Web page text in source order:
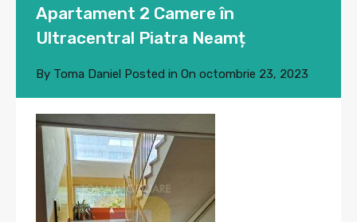
Apartament 2 Camere în
Ultracentral Piatra Neamț
By Toma Daniel Posted in On octombrie 23, 2023